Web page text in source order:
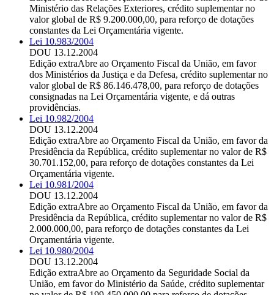
Ministério das Relações Exteriores, crédito suplementar no
valor global de R$ 9.200.000,00, para reforço de dotações
constantes da Lei Orçamentária vigente.
Lei 10.983/2004
DOU 13.12.2004
Edição extraAbre ao Orçamento Fiscal da União, em favor
dos Ministérios da Justiça e da Defesa, crédito suplementar no
valor global de R$ 86.146.478,00, para reforço de dotações
consignadas na Lei Orçamentária vigente, e dá outras
providências.
Lei 10.982/2004
DOU 13.12.2004
Edição extraAbre ao Orçamento Fiscal da União, em favor da
Presidência da República, crédito suplementar no valor de R$
30.701.152,00, para reforço de dotações constantes da Lei
Orçamentária vigente.
Lei 10.981/2004
DOU 13.12.2004
Edição extraAbre ao Orçamento Fiscal da União, em favor da
Presidência da República, crédito suplementar no valor de R$
2.000.000,00, para reforço de dotações constantes da Lei
Orçamentária vigente.
Lei 10.980/2004
DOU 13.12.2004
Edição extraAbre ao Orçamento da Seguridade Social da
União, em favor do Ministério da Saúde, crédito suplementar